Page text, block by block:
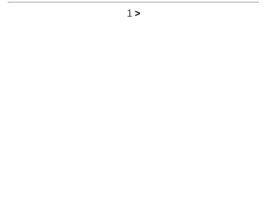
1 >